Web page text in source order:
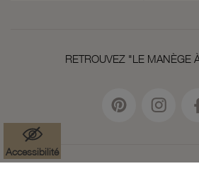
RETROUVEZ "LE MANÈGE
Accessibilité